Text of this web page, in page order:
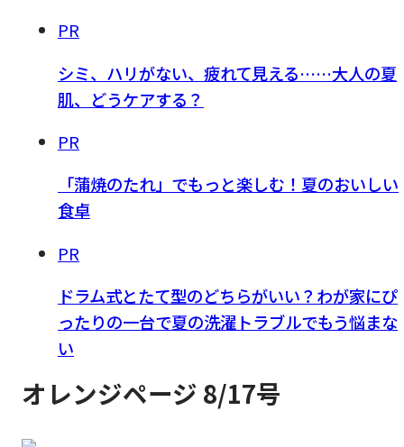
PR
シミ、ハリがない、疲れて見える……大人の夏
肌、どうケアする？
PR
「蒲焼のたれ」でもっと楽しむ！夏のおいしい
食卓
PR
ドラム式とたて型のどちらがいい？わが家にぴ
ったりの一台で夏の洗濯トラブルでもう悩まな
い
オレンジページ 8/17号